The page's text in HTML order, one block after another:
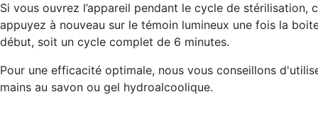
Si vous ouvrez l’appareil pendant le cycle de stérilisation,
appuyez à nouveau sur le témoin lumineux une fois la
début, soit un cycle complet de 6 minutes.
Pour une efficacité optimale, nous vous conseillons
mains au savon ou gel hydroalcoolique.